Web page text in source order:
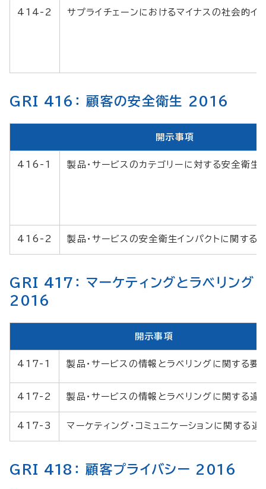
414-2 サプライチェーンにおけるマイナスの社会的イ
GRI 416： 顧客の安全衛生 2016
開示事項
416-1 製品・サービスのカテゴリーに対する安全衛生
416-2 製品・サービスの安全衛生インパクトに関する
GRI 417： マーケティングとラベリング
2016
開示事項
417-1 製品・サービスの情報とラベリングに関する要
417-2 製品・サービスの情報とラベリングに関する違
417-3 マーケティング・コミュニケーションに関する違
GRI 418： 顧客プライバシー 2016